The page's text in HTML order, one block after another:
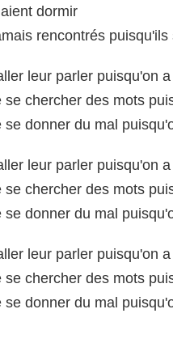
dormir
rencontrés puisqu'ils
leur parler puisqu'on
se chercher des mots
donner du mal
leur parler puisqu'on
se chercher des mots
donner du mal
leur parler puisqu'on
se chercher des mots
donner du mal